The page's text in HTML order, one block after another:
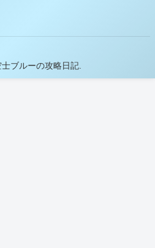
ブルーの攻略日記.